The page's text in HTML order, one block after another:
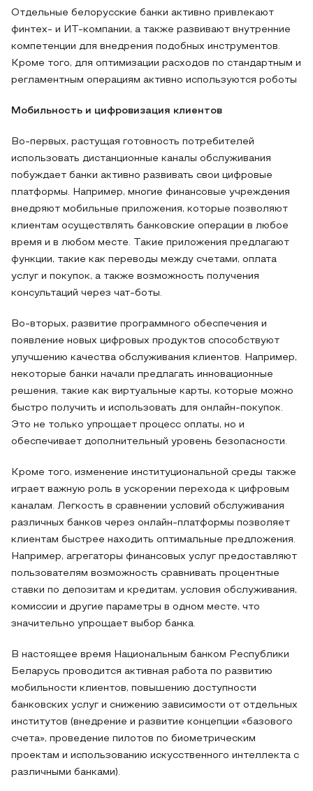
Отдельные белорусские банки активно привлекают
финтех- и ИТ-компании, а также развивают внутренние
компетенции для внедрения подобных инструментов.
Кроме того, для оптимизации расходов по стандартным и
регламентным операциям активно используются роботы
Мобильность и цифровизация клиентов
Во-первых, растущая готовность потребителей
использовать дистанционные каналы обслуживания
побуждает банки активно развивать свои цифровые
платформы. Например, многие финансовые учреждения
внедряют мобильные приложения, которые позволяют
клиентам осуществлять банковские операции в любое
время и в любом месте. Такие приложения предлагают
функции, такие как переводы между счетами, оплата
услуг и покупок, а также возможность получения
консультаций через чат-боты.
Во-вторых, развитие программного обеспечения и
появление новых цифровых продуктов способствуют
улучшению качества обслуживания клиентов. Например,
некоторые банки начали предлагать инновационные
решения, такие как виртуальные карты, которые можно
быстро получить и использовать для онлайн-покупок.
Это не только упрощает процесс оплаты, но и
обеспечивает дополнительный уровень безопасности.
Кроме того, изменение институциональной среды также
играет важную роль в ускорении перехода к цифровым
каналам. Легкость в сравнении условий обслуживания
различных банков через онлайн-платформы позволяет
клиентам быстрее находить оптимальные предложения.
Например, агрегаторы финансовых услуг предоставляют
пользователям возможность сравнивать процентные
ставки по депозитам и кредитам, условия обслуживания,
комиссии и другие параметры в одном месте, что
значительно упрощает выбор банка.
В настоящее время Национальным банком Республики
Беларусь проводится активная работа по развитию
мобильности клиентов, повышению доступности
банковских услуг и снижению зависимости от отдельных
институтов (внедрение и развитие концепции «базового
счета», проведение пилотов по биометрическим
проектам и использованию искусственного интеллекта с
различными банками).